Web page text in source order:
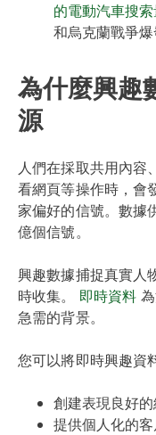
的電動汽車搜
和烏克蘭戰爭爆
為什麼興趣
源
人們在採取共用內容
看網頁等操作時，會
家偏好的信號。數據
億個信號。
興趣數據捕捉真實人
時收集。 即時資料
急需的背景。
您可以將即時興趣資
創建表現良好
提供個人化的